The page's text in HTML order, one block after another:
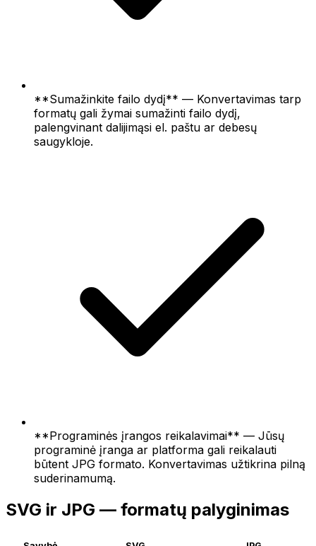
**Sumažinkite failo dydį** — Konvertavimas tarp
formatų gali žymai sumažinti failo dydį,
palengvinant dalijimąsi el. paštu ar debesų
saugykloje.
**Programinės įrangos reikalavimai** — Jūsų
programinė įranga ar platforma gali reikalauti
būtent JPG formato. Konvertavimas užtikrina pilną
suderinamumą.
SVG ir JPG — formatų palyginimas